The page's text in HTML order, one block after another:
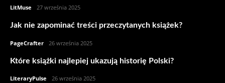
LitMuse 27 września 2025
Jak nie zapominać treści przeczytanych książek?
PageCrafter 26 września 2025
Które książki najlepiej ukazują historię Polski?
LiteraryPulse 26 września 2025